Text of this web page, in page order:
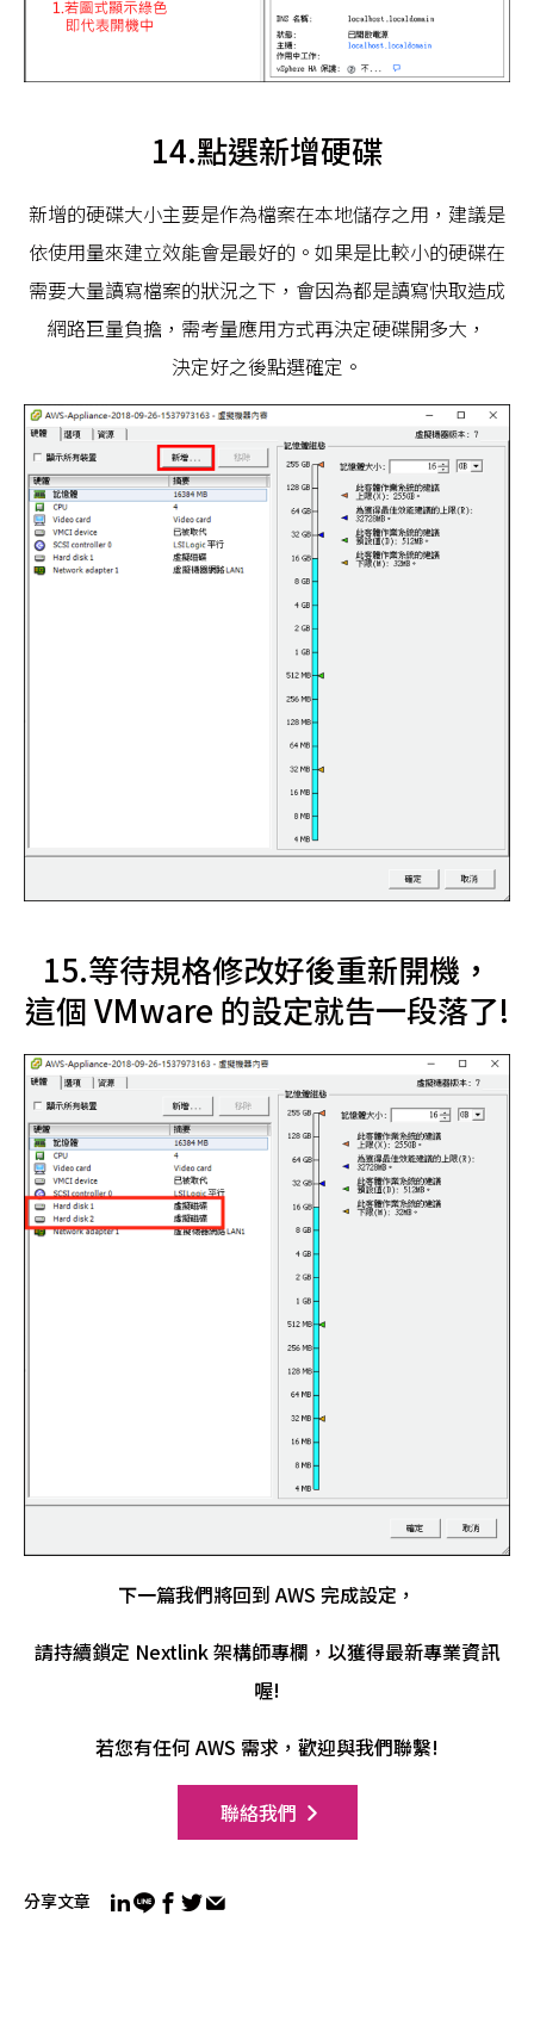
14.點選新增硬碟
新增的硬碟大小主要是作為檔案在本地儲存之用，建議是
依使用量來建立效能會是最好的。如果是比較小的硬碟在
需要大量讀寫檔案的狀況之下，會因為都是讀寫快取造成
網路巨量負擔，需考量應用方式再決定硬碟開多大，
決定好之後點選確定。
15.等待規格修改好後重新開機，
這個 VMware 的設定就告一段落了!
下一篇我們將回到 AWS 完成設定，
請持續鎖定 Nextlink 架構師專欄，以獲得最新專業資訊
喔!
若您有任何 AWS 需求，歡迎與我們聯繫!
聯絡我們
分享文章